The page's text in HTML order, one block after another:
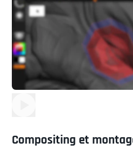
Compositing et